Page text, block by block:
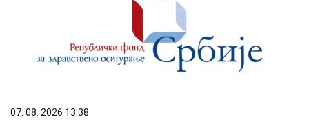
07. 08. 2026 13:38